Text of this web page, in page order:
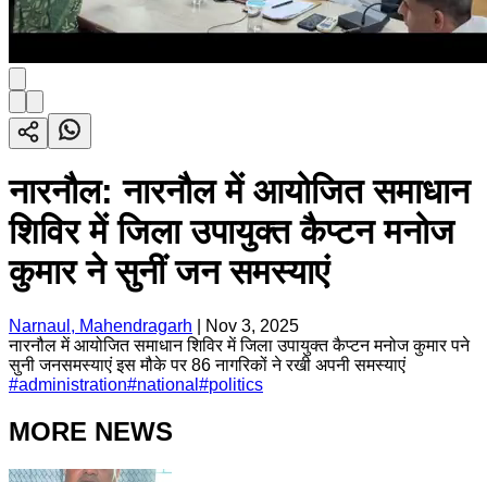
नारनौल: नारनौल में आयोजित समाधान
शिविर में जिला उपायुक्त कैप्टन मनोज
कुमार ने सुनीं जन समस्याएं
Narnaul, Mahendragarh
Nov 3, 2025
नारनौल में आयोजित समाधान शिविर में जिला उपायुक्त कैप्टन मनोज कुमार पने
सुनी जनसमस्याएं इस मौके पर 86 नागरिकों ने रखी अपनी समस्याएं
#administration#national #politics
MORE NEWS